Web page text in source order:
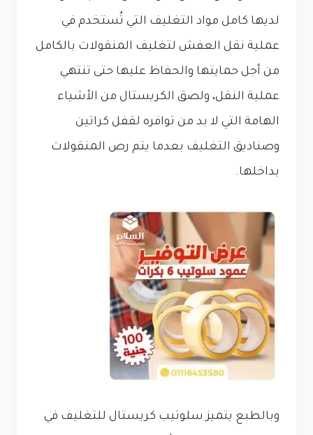
لديها كامل مواد التغليف التي تُستخدم في
عملية نقل العفش لتغليف المنقولات بالكامل
من أجل حمايتها والحفاظ عليها حتى تنتهي
عملية النقل، ولصق الكريستال من الأشياء
الهامة التي لا بد من توافره لقفل كراتين
وصناديق التغليف بعدما يتم رص المنقولات
بداخلها.
وبالطبع يتميز سلوتيب كريستال للتغليف في